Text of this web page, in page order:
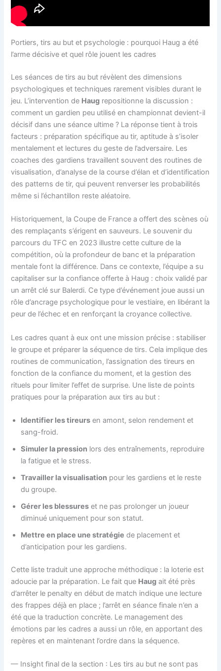
Portiers, tirs au but et psychologie : pourquoi Haug a été
l’arme décisive et quel rôle jouent les cadres
Les séances de tirs au but révèlent des dimensions
psychologiques et techniques rarement visibles durant le
jeu. L’intervention de Haug repositionne la discussion :
comment un gardien peu utilisé en championnat devient-il
décisif dans une séance ultime ? La réponse tient à trois
facteurs : préparation spécifique au tir, aptitude à s’isoler
mentalement et lectures du geste de l’adversaire. Les
coaches des gardiens travaillent souvent des routines de
visualisation, d’analyse de la course d’élan et d’identification
des patterns de tir, qui peuvent renverser les probabilités
même si l’échantillon reste aléatoire.
Historiquement, la Coupe de France a offert des scènes où
des remplaçants s’érigent en sauveurs. Le souvenir du
parcours du TFC en 2023 illustre cette culture de la
compétition, où la profondeur de banc et la préparation
mentale font la différence. Dans ce contexte, l’équipe a su
capitaliser sur la confiance offerte à Haug : choix validé par
un arrêt clé sur Balerdi. Ce type d’événement joue aussi un
rôle d’ancrage psychologique pour le vestiaire, en libérant la
peur de l’échec et en renforçant la croyance collective.
Les cadres quant à eux ont une mission précise : stabiliser
le groupe et préparer la séquence de tirs. Cela implique des
routines de communication, l’assignation des tireurs en
fonction de la confiance du moment, et la gestion des
rituels pour limiter l’effet de surprise. Une liste de points
pratiques pour la préparation aux tirs au but :
Identifier les tireurs en amont, selon rendement et
sang-froid.
Simuler la pression lors des entraînements, reproduire
la fatigue et le stress.
Travailler la visualisation pour les gardiens et le reste
du groupe.
Gérer les blessures et ne pas prolonger un joueur
diminué uniquement pour son statut.
Mettre en place une stratégie de placement et
d’anticipation pour les gardiens.
Cette liste traduit une approche méthodique : la loterie est
adoucie par la préparation. Le fait que Haug ait été près
d’arrêter le penalty en début de match indique une lecture
des frappes déjà en place ; l’arrêt en séance finale n’en a
été que la traduction concrète. Le management des
émotions par les cadres a aussi un rôle, en apportant des
repères et en maintenant l’ordre dans la séquence.
— Insight final de la section : Les tirs au but ne sont pas